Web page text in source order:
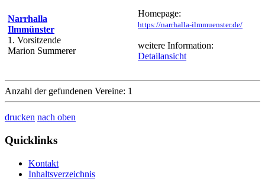
Narrhalla
Ilmmünster
1. Vorsitzende
Marion Summerer
Homepage:
https://narrhalla-ilmmuenster.de/
weitere Information:
Detailansicht
Anzahl der gefundenen Vereine: 1
drucken nach oben
Quicklinks
Kontakt
Inhaltsverzeichnis